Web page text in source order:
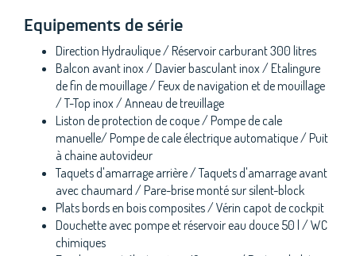
Equipements de série
Direction Hydraulique / Réservoir carburant 300 litres
Balcon avant inox / Davier basculant inox / Etalingure
de fin de mouillage / Feux de navigation et de mouillage
/ T-Top inox / Anneau de treuillage
Liston de protection de coque / Pompe de cale
manuelle/ Pompe de cale électrique automatique / Puit
à chaine autovideur
Taquets d'amarrage arrière / Taquets d'amarrage avant
avec chaumard / Pare-brise monté sur silent-block
Plats bords en bois composites / Vérin capot de cockpit
Douchette avec pompe et réservoir eau douce 50 l / WC
chimiques